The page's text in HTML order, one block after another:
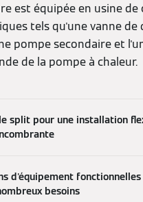
est équipée en usine de
tels qu'une vanne de
pompe secondaire et
de la pompe à chaleur.
split pour une installation
d'équipement
besoins